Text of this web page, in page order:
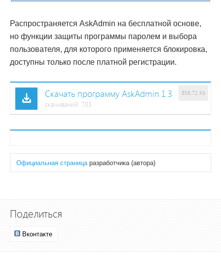
Распространяется AskAdmin на бесплатной основе,
но функции защиты программы паролем и выбора
пользователя, для которого применяется блокировка,
доступны только после платной регистрации.
Скачать программу AskAdmin 1.3
cкачиваний: 783
656,72 Kb
Официальная страница разработчика (автора)
Поделиться
Вконтакте